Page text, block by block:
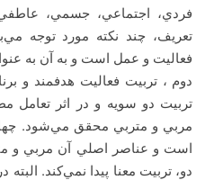
فردي، اجتماعي، جسمي،
تعريف، چند نكته مورد توجه
فعاليت و عمل است و به آن به
دوم ، تربيت فعاليت هدفمند و
تربيت دو سويه و در اثر تعامل
مربي و متربي محقق مي‌شود.
است و عناصر اصلي آن مربي و
دو، تربيت معنا پيدا نمي‌كند.